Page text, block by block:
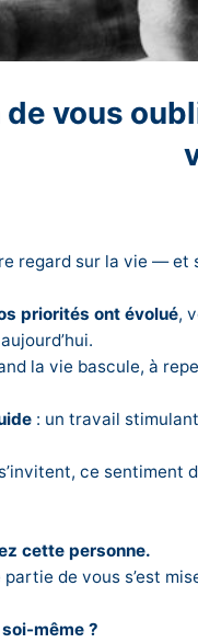
vous
regard sur la vie — et
priorités ont évolué,
la vie bascule, à
: un travail
ce sentiment
cette personne.
de vous s’est
même ?